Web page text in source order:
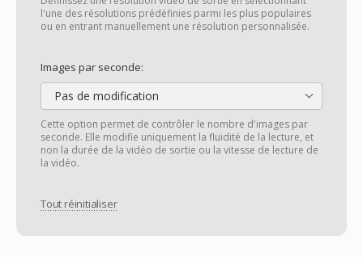
l'une des résolutions prédéfinies parmi les plus populaires
ou en entrant manuellement une résolution personnalisée.
Images par seconde:
Pas de modification
Cette option permet de contrôler le nombre d'images par
seconde. Elle modifie uniquement la fluidité de la lecture, et
non la durée de la vidéo de sortie ou la vitesse de lecture de
la vidéo.
Tout réinitialiser